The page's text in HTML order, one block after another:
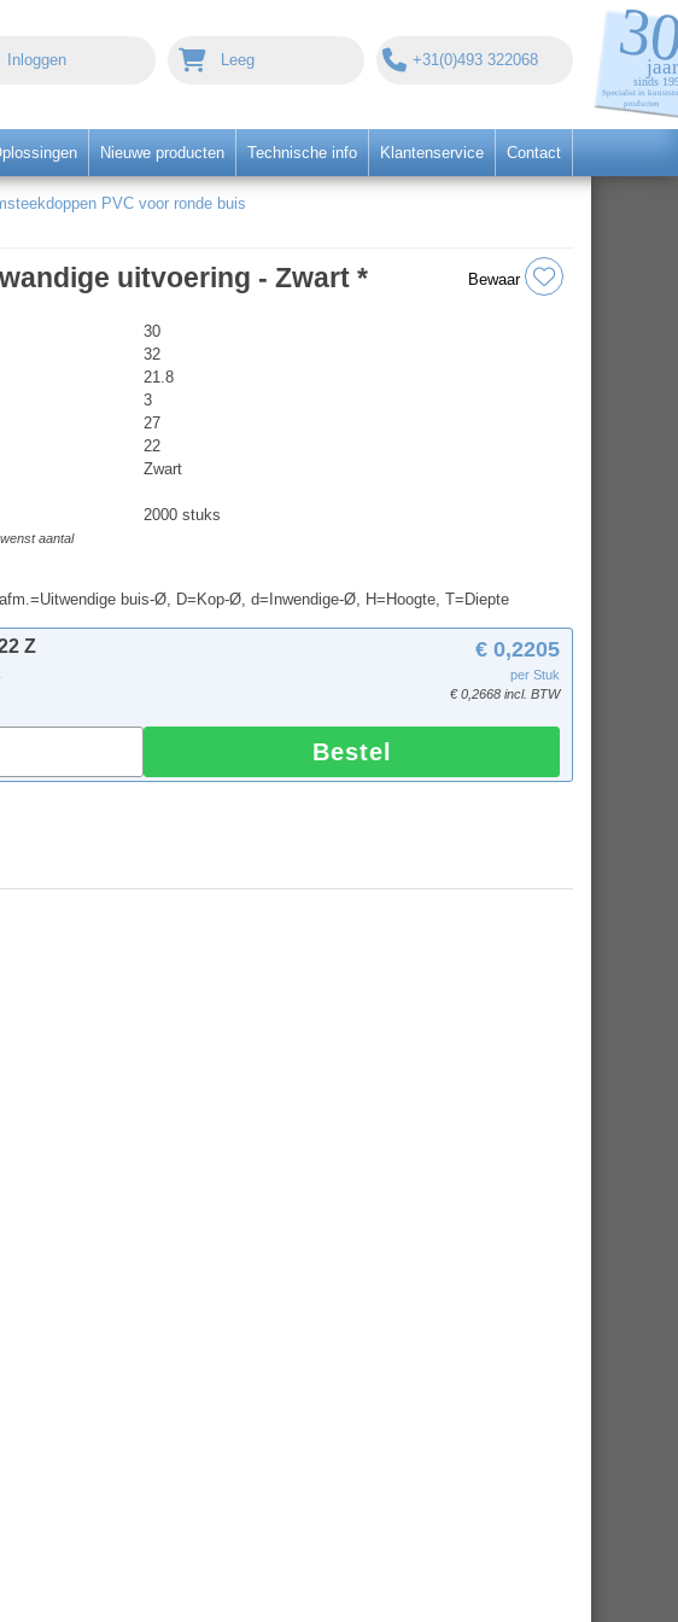
Inloggen Leeg +31(0)493 322068
Nieuwe producten Technische info Klantenservice Contact
PVC voor ronde buis
uitvoering - Zwart * Bewaar
30
32
21.8
3
27
22
Zwart
2000 stuks
aantal
buis-Ø, D=Kop-Ø, d=Inwendige-Ø, H=Hoogte, T=Diepte
Z € 0,2205
per Stuk
€ 0,2668 incl. BTW
Bestel